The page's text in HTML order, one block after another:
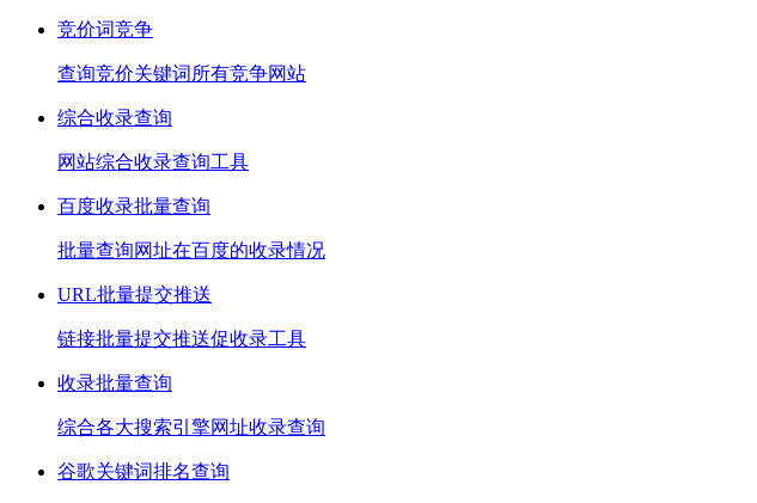
竞价词竞争
查询竞价关键词所有竞争网站
综合收录查询
网站综合收录查询工具
百度收录批量查询
批量查询网址在百度的收录情况
URL批量提交推送
链接批量提交推送促收录工具
收录批量查询
综合各大搜索引擎网址收录查询
谷歌关键词排名查询